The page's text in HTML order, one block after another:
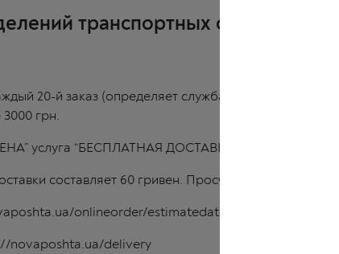
транспортных служб:
20-й заказ (определяет служба доставки)
грн.
услуга “БЕСПЛАТНАЯ ДОСТАВКА” НЕ
составляет 60 гривен. Просчитать стоимость и
onlineorder/estimatedate
novaposhta.ua/delivery